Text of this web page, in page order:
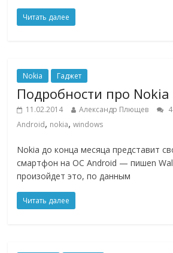
Читать далее
Nokia Гаджет
Подробности про
11.02.2014 Александр Плющев
Android, nokia,windows
Nokia до конца месяца представит
смартфон на ОС Android — пишеn
произойдет это, по данным
Читать далее